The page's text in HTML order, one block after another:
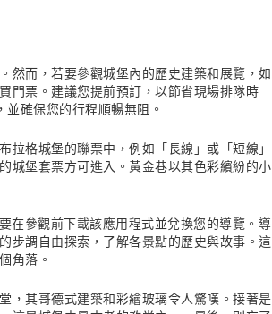
然而，若要參觀城堡內的歷史建築和展覽，如
門票。建議您提前預訂，以節省現場排隊時
確保您的行程順暢無阻。
格城堡的聯票中，例如「長線」或「短線」
城堡套票方可進入。黃金巷以其色彩繽紛的小
在參觀前下載該應用程式並兌換您的導覽。導
步調自由探索，了解各景點的歷史與故事。這
角落。
，其哥德式建築和彩繪玻璃令人驚嘆。接著是